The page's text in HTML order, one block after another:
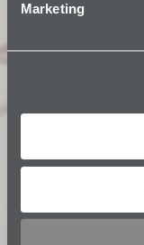
Marketing